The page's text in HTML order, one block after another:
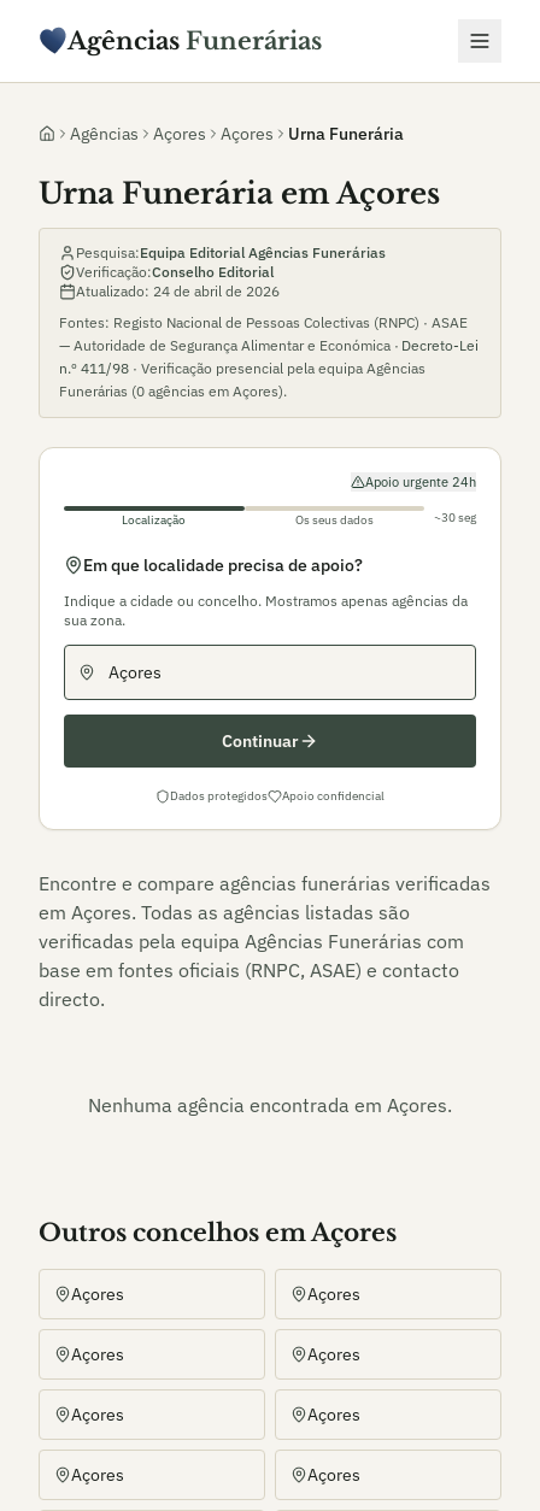
Agências Funerárias
Agências Açores Açores Urna Funerária
Urna Funerária em Açores
Pesquisa:Equipa Editorial Agências Funerárias
Verificação:Conselho Editorial
Atualizado: 24 de abril de 2026
Fontes: Registo Nacional de Pessoas Colectivas (RNPC) · ASAE
— Autoridade de Segurança Alimentar e Económica · Decreto-Lei
n.º 411/98 · Verificação presencial pela equipa Agências
Funerárias (0 agências em Açores).
Apoio urgente 24h
Localização Os seus dados ~30 seg
Em que localidade precisa de apoio?
Indique a cidade ou concelho. Mostramos apenas agências da
sua zona.
Continuar
Dados protegidos Apoio confidencial
Encontre e compare agências funerárias verificadas
em Açores. Todas as agências listadas são
verificadas pela equipa Agências Funerárias com
base em fontes oficiais (RNPC, ASAE) e contacto
directo.
Nenhuma agência encontrada em Açores.
Outros concelhos em Açores
Açores Açores
Açores Açores
Açores Açores
Açores Açores